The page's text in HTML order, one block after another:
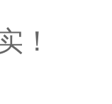
！